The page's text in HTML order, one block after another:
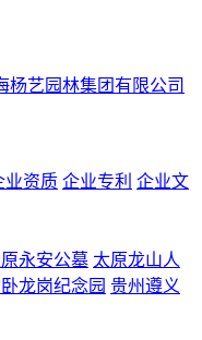
业资质 企业专利 企业文
永安公墓 太原龙山人
龙岗纪念园 贵州遵义